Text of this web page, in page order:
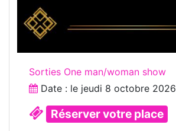
Sorties One man/woman show
Date : le jeudi 8 octobre 2026
Réserver votre place